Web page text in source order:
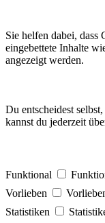
Sie helfen dabei,
eingebettete Inhalte
angezeigt werden.
Du entscheidest
kannst du jederzeit
Funktional
Vorlieben
Statistiken